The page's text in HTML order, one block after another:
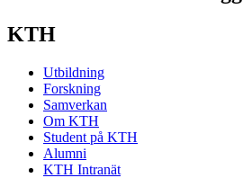
KTH
Utbildning
Forskning
Samverkan
Om KTH
Student på KTH
Alumni
KTH Intranät